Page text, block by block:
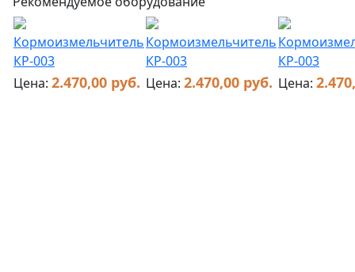
Кормоизмельчитель
КР-003
Кормоизмельчитель
КР-003
КР-003
Цена: 2.470,00 руб. Цена: 2.470,00 руб. Цена: